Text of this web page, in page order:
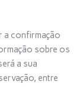
a confirmação
sobre os
a sua
entre